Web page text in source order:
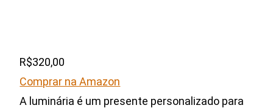
R$320,00
Comprar na Amazon
A luminária é um presente personalizado para